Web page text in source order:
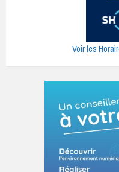
Voir les